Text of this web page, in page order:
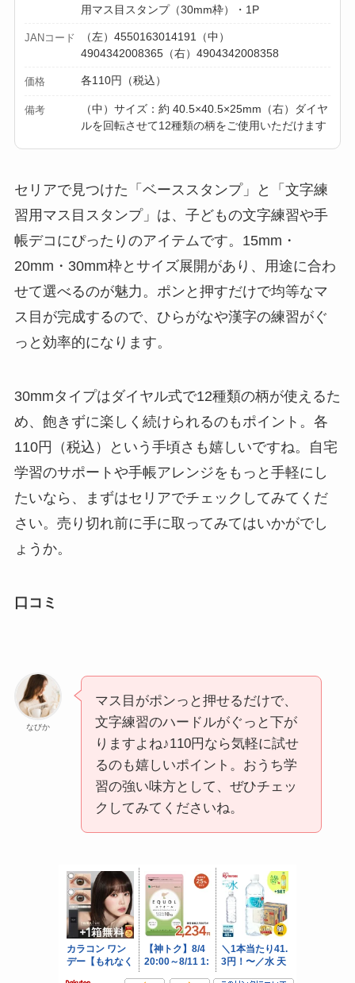
用マス目スタンプ（30mm枠）・1P
JANコード
（左）4550163014191（中）
4904342008365（右）4904342008358
価格 各110円（税込）
備考
（中）サイズ：約 40.5×40.5×25mm（右）ダイヤ
ルを回転させて12種類の柄をご使用いただけます
セリアで見つけた「ベーススタンプ」と「文字練
習用マス目スタンプ」は、子どもの文字練習や手
帳デコにぴったりのアイテムです。15mm・
20mm・30mm枠とサイズ展開があり、用途に合わ
せて選べるのが魅力。ポンと押すだけで均等なマ
ス目が完成するので、ひらがなや漢字の練習がぐ
っと効率的になります。
30mmタイプはダイヤル式で12種類の柄が使えるた
め、飽きずに楽しく続けられるのもポイント。各
110円（税込）という手頃さも嬉しいですね。自宅
学習のサポートや手帳アレンジをもっと手軽にし
たいなら、まずはセリアでチェックしてみてくだ
さい。売り切れ前に手に取ってみてはいかがでし
ょうか。
口コミ
なびか
マス目がポンっと押せるだけで、
文字練習のハードルがぐっと下が
りますよね♪110円なら気軽に試せ
るのも嬉しいポイント。おうち学
習の強い味方として、ぜひチェッ
クしてみてくださいね。